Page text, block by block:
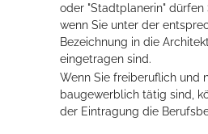
Rathaus
Service
oder "Stadtplanerin" dürfen
wenn Sie unter der
Bezeichnung in die
eingetragen sind.
Wenn Sie freiberuflich und
baugewerblich tätig sind
der Eintragung die